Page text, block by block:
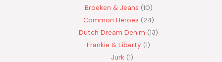
Broeken & Jeans 10
Common Heroes 24
Dutch Dream Denim 13
Frankie & Liberty 1
Jurk 1